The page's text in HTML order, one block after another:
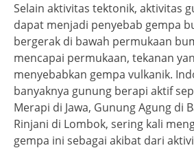
Selain aktivitas tektonik, aktivitas
dapat menjadi penyebab gempa
bergerak di bawah permukaan
mencapai permukaan, tekanan
menyebabkan gempa vulkanik.
banyaknya gunung berapi aktif
Merapi di Jawa, Gunung Agung di
Rinjani di Lombok, sering kali
gempa ini sebagai akibat dari